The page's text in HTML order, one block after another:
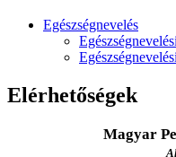
Egészségnevelés
Elérhetőségek
Magyar